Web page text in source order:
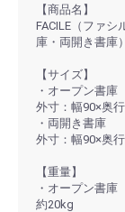
【商品名】
FACILE（ファ
庫・両開き書庫）
【サイズ】
・オープン書庫
外寸：幅90×奥
・両開き書庫
外寸：幅90×奥
【重量】
・オープン書庫
約20kg